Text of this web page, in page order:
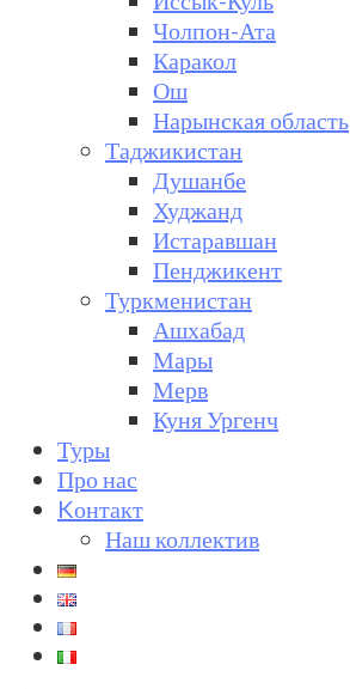
Чолпон-Ата
Каракол
Ош
Нарынская область
Таджикистан
Душанбе
Худжанд
Истаравшан
Пенджикент
Туркменистан
Ашхабад
Мары
Мерв
Куня Ургенч
Туры
Про нас
Kонтакт
Наш коллектив